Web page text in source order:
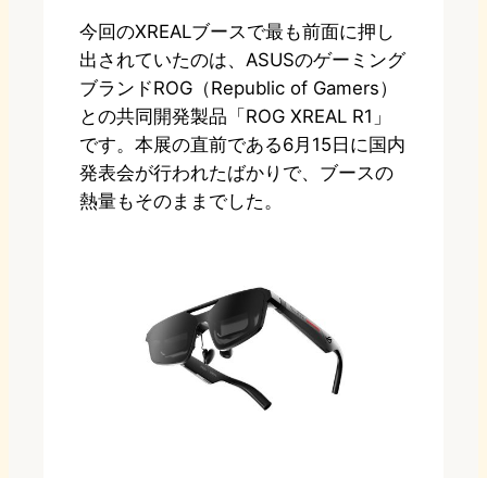
今回のXREALブースで最も前面に押し
出されていたのは、ASUSのゲーミング
ブランドROG（Republic of Gamers）
との共同開発製品「ROG XREAL R1」
です。本展の直前である6月15日に国内
発表会が行われたばかりで、ブースの
熱量もそのままでした。